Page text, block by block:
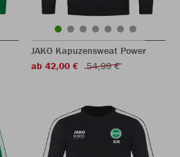
JAKO Kapuzensweat Power
ab 42,00 €
54,99 €